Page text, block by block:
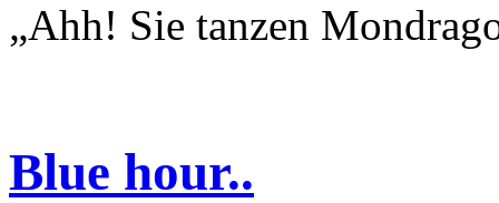
„Ahh! Sie tanzen
Blue hour..